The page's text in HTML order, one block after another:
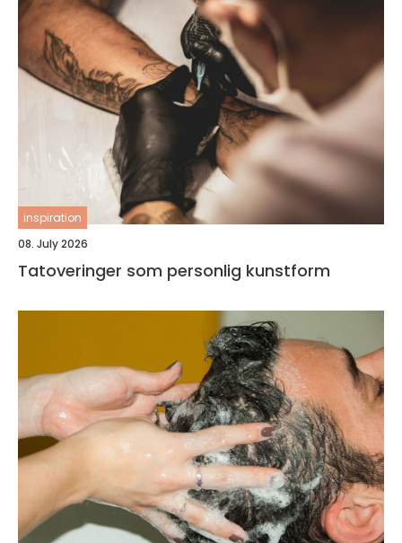
inspiration
08. July 2026
Tatoveringer som personlig kunstform